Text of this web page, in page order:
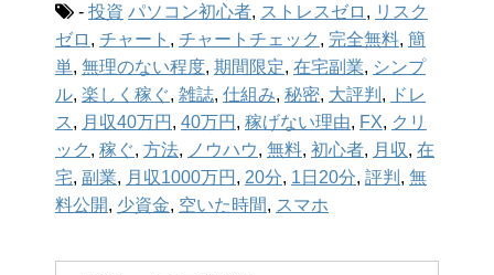
- 投資 パソコン初心者, ストレスゼロ , リスク
ゼロ , チャート , チャートチェック , 完全無料, 簡
単, 無理のない程度, 期間限定, 在宅副業, シンプ
ル, 楽しく稼ぐ, 雑誌, 仕組み, 秘密, 大評判 , ドレ
ス , 月収40万円 , 40万円 , 稼げない理由, FX, クリ
ック , 稼ぐ, 方法, ノウハウ, 無料, 初心者, 月収, 在
宅, 副業, 月収1000万円 , 20分, 1日20分, 評判 , 無
料公開, 少資金, 空いた時間, スマホ